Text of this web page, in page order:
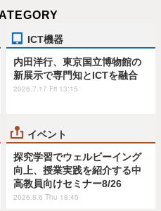
ICT機器
内田洋行、東京国立博物館の
新展示で専門知とICTを融合
2026.7.17 Fri 13:15
イベント
探究学習でウェルビーイング
向上、授業実践を紹介する中
高教員向けセミナー8/26
2026.8.6 Thu 18:45